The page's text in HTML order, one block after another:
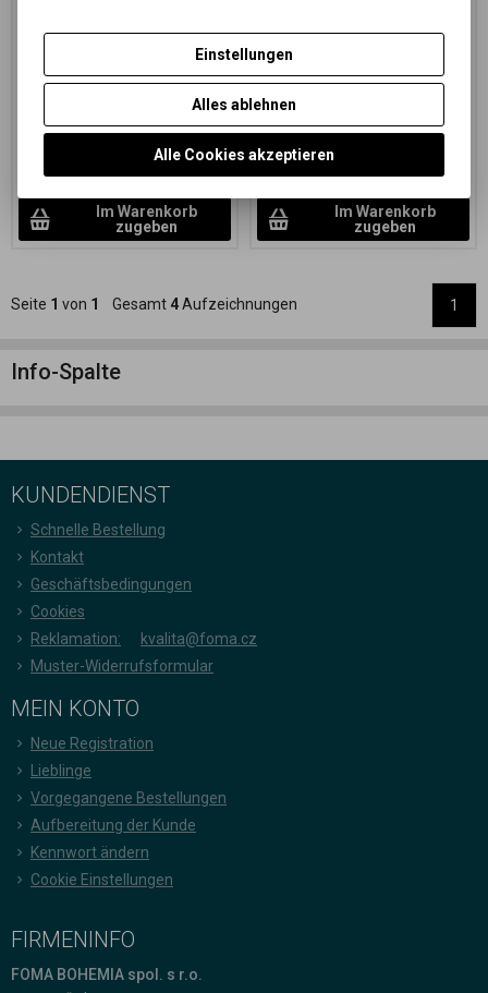
Schwarz-weißes Papier in einem
grünlich-braunen Ton auf FB-
Träger mit spezieller
128,72 EUR(561,610 PLN)
(464,140 PLN)(Ihr
Im Warenkorb
zugeben
Schwarz-weißes Papier in einem
grünlich-braunen Ton auf FB-
Träger mit spezieller
Farbabstufung
77,44 EUR(337,870 PLN)
86,04 EUR
Im Warenkorb
zugeben
Seite 1 von 1 Gesamt 4Aufzeichnungen 1
Info-Spalte
KUNDENDIENST
Schnelle Bestellung
Kontakt
Geschäftsbedingungen
Cookies
Reklamation:
kvalita@foma.cz
Muster-Widerrufsformular
MEIN KONTO
Neue Registration
Lieblinge
Vorgegangene Bestellungen
Aufbereitung der Kunde
Kennwort ändern
Cookie Einstellungen
FIRMENINFO
FOMA BOHEMIA spol. s r.o.
Einstellungen
Alles ablehnen
Alle Cookies akzeptieren